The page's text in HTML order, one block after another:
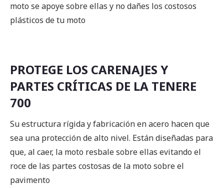
moto se apoye sobre ellas y no dañes los costosos
plásticos de tu moto
PROTEGE LOS CARENAJES Y
PARTES CRÍTICAS DE LA TENERE
700
Su estructura rígida y fabricación en acero hacen que
sea una protección de alto nivel. Están diseñadas para
que, al caer, la moto resbale sobre ellas evitando el
roce de las partes costosas de la moto sobre el
pavimento